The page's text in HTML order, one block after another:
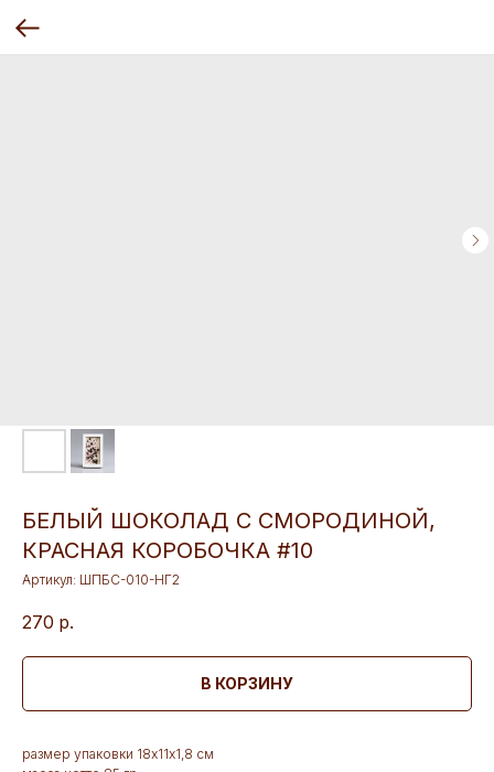
БЕЛЫЙ ШОКОЛАД С СМОРОДИНОЙ,
КРАСНАЯ КОРОБОЧКА #10
Артикул: ШПБС-010-НГ2
270 р.
В КОРЗИНУ
размер упаковки 18х11х1,8 см